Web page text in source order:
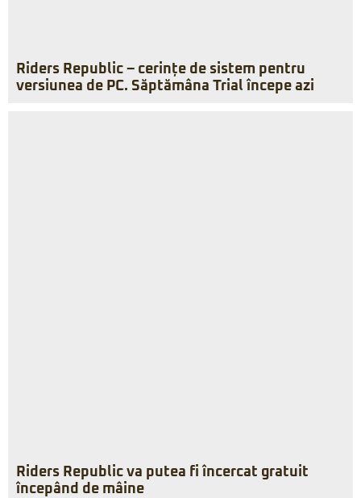
Riders Republic – cerințe de sistem pentru
versiunea de PC. Săptămâna Trial începe azi
Riders Republic va putea fi încercat gratuit
începând de mâine